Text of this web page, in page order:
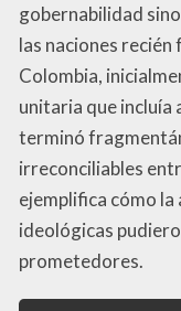
gobernabilidad
las naciones
Colombia,
unitaria que incluía
terminó
irreconciliables
ejemplifica cómo
ideológicas
prometedores.